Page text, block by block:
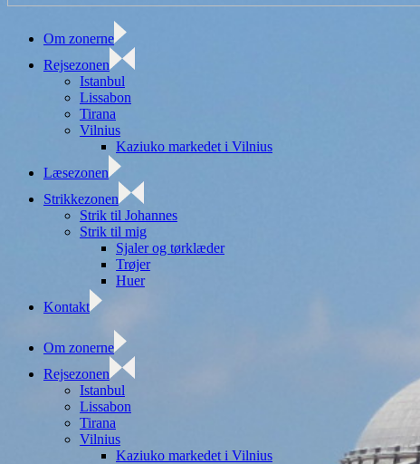
Om zonerne
Rejsezonen
Istanbul
Lissabon
Tirana
Vilnius
Kaziuko markedet i Vilnius
Læsezonen
Strikkezonen
Strik til Johannes
Strik til mig
Sjaler og tørklæder
Trøjer
Huer
Kontakt
Om zonerne
Rejsezonen
Istanbul
Lissabon
Tirana
Vilnius
Kaziuko markedet i Vilnius